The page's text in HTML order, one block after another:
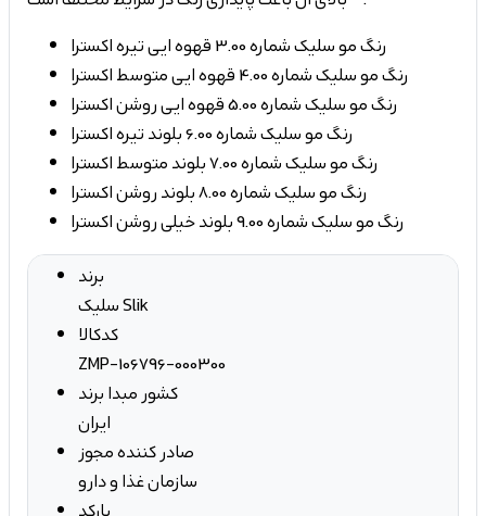
رنگ مو سلیک شماره 3.00 قهوه ایی تیره اکسترا
رنگ مو سلیک شماره 4.00 قهوه ایی متوسط اکسترا
رنگ مو سلیک شماره 5.00 قهوه ایی روشن اکسترا
رنگ مو سلیک شماره 6.00 بلوند تیره اکسترا
رنگ مو سلیک شماره 7.00 بلوند متوسط اکسترا
رنگ مو سلیک شماره 8.00 بلوند روشن اکسترا
رنگ مو سلیک شماره 9.00 بلوند خیلی روشن اکسترا
برند
سلیک Slik
کدکالا
ZMP-106796-000300
کشور مبدا برند
ایران
صادر کننده مجوز
سازمان غذا و دارو